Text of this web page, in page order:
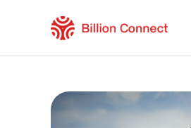
현재 목적지가 포함된 지
eSIM을 즐기는 방법